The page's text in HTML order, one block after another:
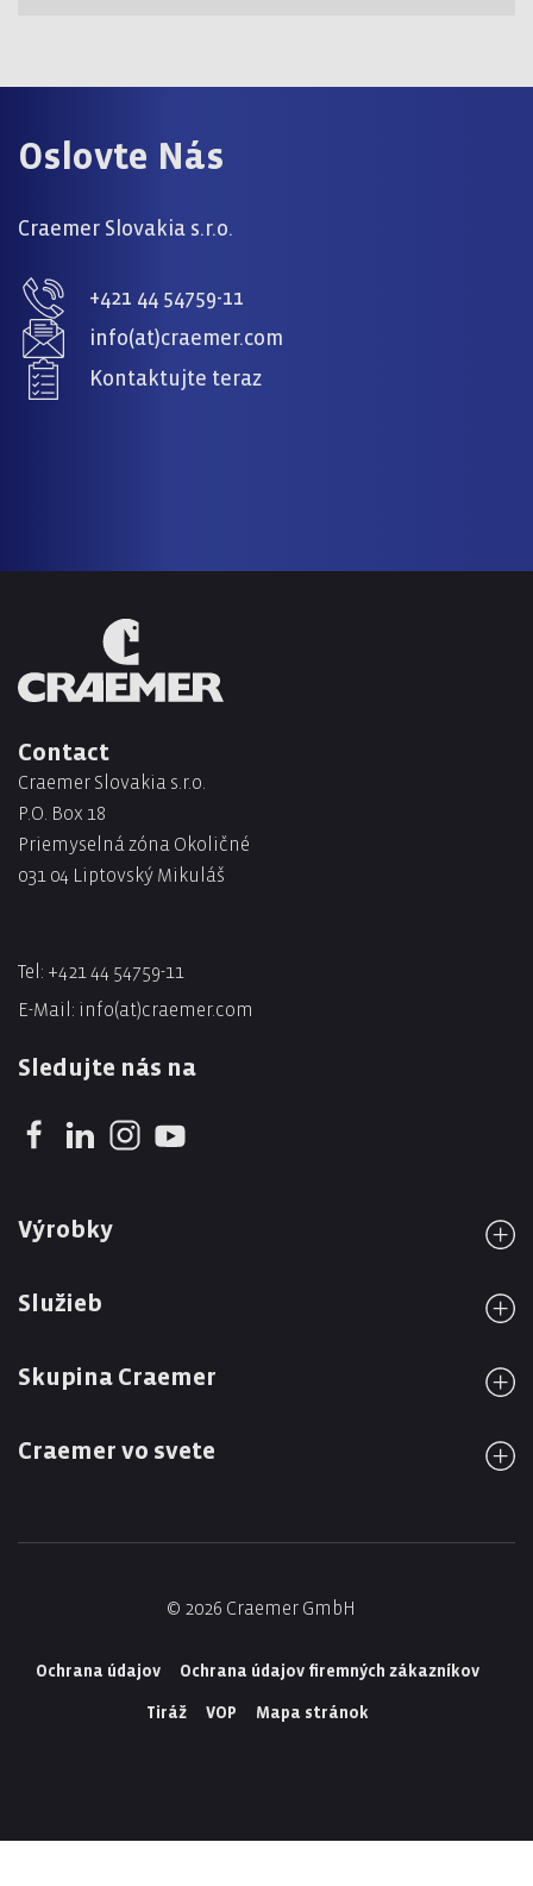
Oslovte Nás
Craemer Slovakia s.r.o.
+421 44 54759-11
info(at)craemer.com
Kontaktujte teraz
Contact
Craemer Slovakia s.r.o.
P.O. Box 18
Priemyselná zóna Okoličné
031 04 Liptovský Mikuláš
Tel: +421 44 54759-11
E-Mail: info(at)craemer.com
Sledujte nás na
Výrobky
Služieb
Skupina Craemer
Craemer vo svete
© 2026 Craemer GmbH
Ochrana údajov Ochrana údajov firemných zákazníkov
Tiráž VOP Mapa stránok